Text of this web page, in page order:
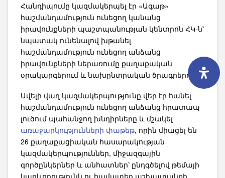
Հանդիպումը կազմակերպել էր «Ագաթ»
հաշմանդամություն ունեցող կանանց
իրավունքների պաշտպանության կենտրոն ՀԿ-ն՝
նպատակ ունենալով խթանել
հաշմանդամություն ունեցող անձանց
իրավունքների ներառումը քաղաքական
օրակարգերում և նախընտրական ծրագրերում։
Ավելի վաղ կազմակերպությունը վեր էր հանել
հաշմանդամություն ունեցող անձանց հրատապ
լուծում պահանջող խնդիրները և մշակել
առաջարկությունների փաթեթ, որին միացել են
26 քաղաքացիական հասարակության
կազմակերպություններ, միջազգային
գործընկերներ և անհատներ՝ ընդգծելով թեմայի